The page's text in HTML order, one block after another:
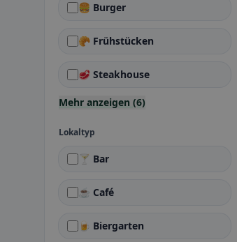
🍔 Burger
🥐 Frühstücken
🥩 Steakhouse
Mehr anzeigen (6)
Lokaltyp
🍸 Bar
☕ Café
🍺 Biergarten